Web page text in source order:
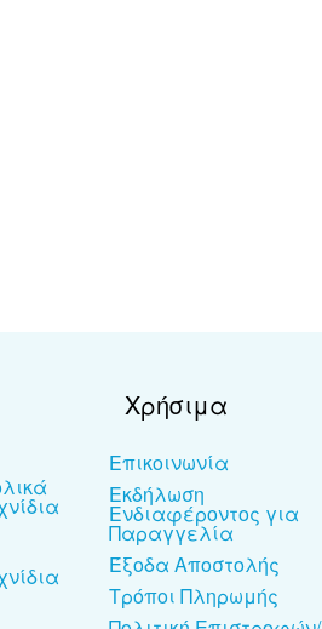
Χρήσιμα
Επικοινωνία
Εκδήλωση
Ενδιαφέροντος για
Παραγγελία
Έξοδα Αποστολής
Τρόποι Πληρωμής